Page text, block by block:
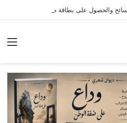
والحصول على بطاقة طالب؟